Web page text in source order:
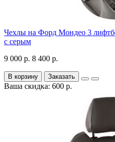
Чехлы на Форд Мондео 3
с серым
9 000 р. 8 400 р.
В корзину Заказать
Ваша скидка: 600 р.